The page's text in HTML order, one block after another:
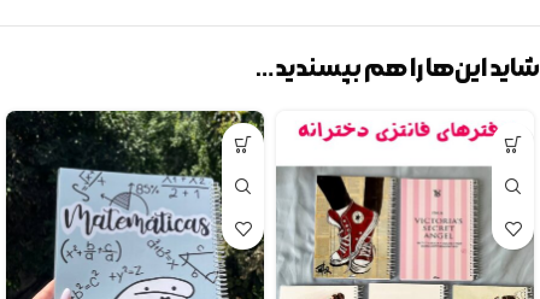
شاید این‌ها را هم بپسندید…